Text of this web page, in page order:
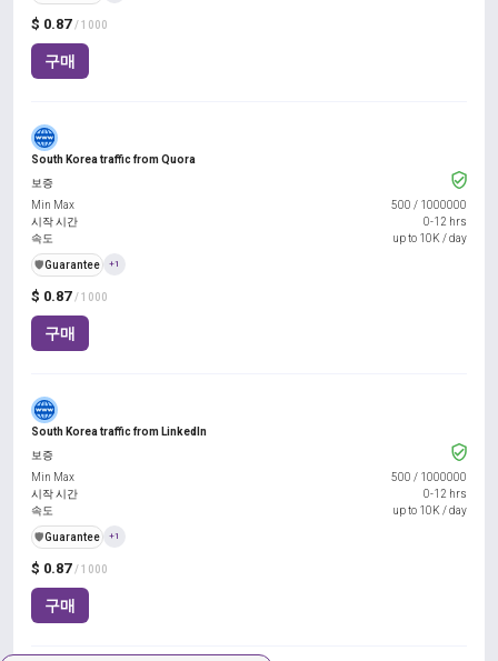
$ 0.87 / 1000
구매
South Korea traffic from Quora
$ 0.87 / 1000
구매
보증
Min Max
500 / 1000000
시작 시간
0-12 hrs
속도
up to 10K / day
️🛡️Guarantee +1
South Korea traffic from LinkedIn
$ 0.87 / 1000
구매
보증
Min Max
500 / 1000000
시작 시간
0-12 hrs
속도
up to 10K / day
️🛡️Guarantee +1